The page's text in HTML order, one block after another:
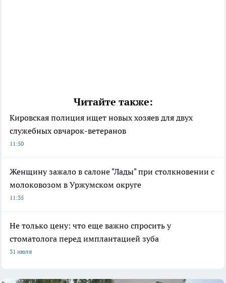
Читайте также:
Кировская полиция ищет новых хозяев для двух
служебных овчарок-ветеранов
11:50
Женщину зажало в салоне "Лады" при столкновении с
молоковозом в Уржумском округе
11:35
Не только цену: что еще важно спросить у
стоматолога перед имплантацией зуба
31 июля